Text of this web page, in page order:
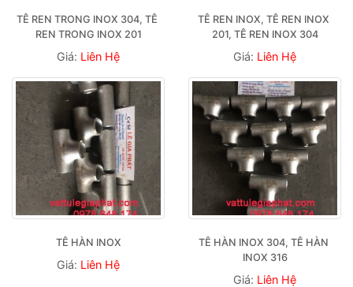
TÊ REN TRONG INOX 304, TÊ
REN TRONG INOX 201
Giá: Liên Hệ
TÊ REN INOX, TÊ REN INOX
201, TÊ REN INOX 304
Giá: Liên Hệ
TÊ HÀN INOX
Giá: Liên Hệ
TÊ HÀN INOX 304, TÊ HÀN
INOX 316
Giá: Liên Hệ